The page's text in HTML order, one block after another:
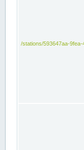
/stations/593647aa-